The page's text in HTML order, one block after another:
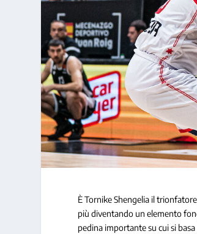
È Tornike Shengelia il
più diventando un elemento
pedina importante su cui si